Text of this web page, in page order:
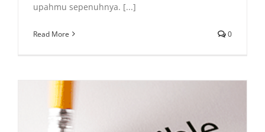
upahmu sepenuhnya. [...]
Read More 0